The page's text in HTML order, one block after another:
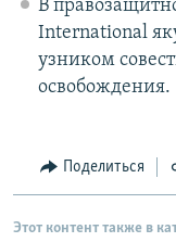
В
International
узником
освобождения.
Поделиться
Этот контент также в